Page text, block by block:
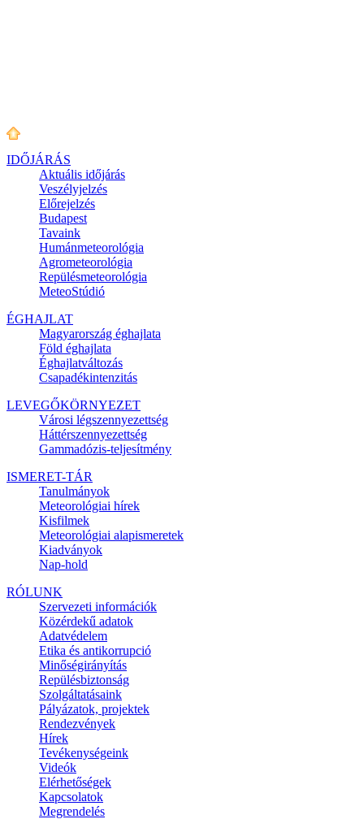
IDŐJÁRÁS
Aktuális időjárás
Veszélyjelzés
Előrejelzés
Budapest
Tavaink
Humánmeteorológia
Agrometeorológia
Repülésmeteorológia
MeteoStúdió
ÉGHAJLAT
Magyarország éghajlata
Föld éghajlata
Éghajlatváltozás
Csapadékintenzitás
LEVEGŐKÖRNYEZET
Városi légszennyezettség
Háttérszennyezettség
Gammadózis-teljesítmény
ISMERET-TÁR
Tanulmányok
Meteorológiai hírek
Kisfilmek
Meteorológiai alapismeretek
Kiadványok
Nap-hold
RÓLUNK
Szervezeti információk
Közérdekű adatok
Adatvédelem
Etika és antikorrupció
Minőségirányítás
Repülésbiztonság
Szolgáltatásaink
Pályázatok, projektek
Rendezvények
Hírek
Tevékenységeink
Videók
Elérhetőségek
Kapcsolatok
Megrendelés